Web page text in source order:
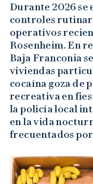
Durante 2026 se
controles
operativos
Rosenheim. En
Baja Franconia
viviendas
cocaína goza de
recreativa en
la policía local
en la vida
frecuentados